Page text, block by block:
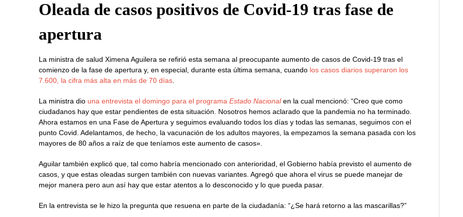
Oleada de casos positivos de Covid-19 tras fase de
apertura
La ministra de salud Ximena Aguilera se refirió esta semana al preocupante aumento de casos de Covid-19 tras el
comienzo de la fase de apertura y, en especial, durante esta última semana, cuando los casos diarios superaron los
7.600, la cifra más alta en más de 70 días.
La ministra dio una entrevista el domingo para el programaEstado Nacionalen la cual mencionó: “Creo que como
ciudadanos hay que estar pendientes de esta situación. Nosotros hemos aclarado que la pandemia no ha terminado.
Ahora estamos en una Fase de Apertura y seguimos evaluando todos los días y todas las semanas, seguimos con el
punto Covid. Adelantamos, de hecho, la vacunación de los adultos mayores, la empezamos la semana pasada con los
mayores de 80 años a raíz de que teníamos este aumento de casos».
Aguilar también explicó que, tal como habría mencionado con anterioridad, el Gobierno había previsto el aumento de
casos, y que estas oleadas surgen también con nuevas variantes. Agregó que ahora el virus se puede manejar de
mejor manera pero aun así hay que estar atentos a lo desconocido y lo que pueda pasar.
En la entrevista se le hizo la pregunta que resuena en parte de la ciudadanía: “¿Se hará retorno a las mascarillas?”